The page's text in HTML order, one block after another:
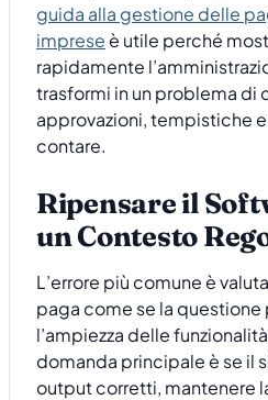
guida alla gestione delle
imprese è utile perché
rapidamente
trasformi in un problema di
approvazioni, tempistiche
contare.
Ripensare il
un Contesto
L’errore più comune è
paga come se la
l’ampiezza delle
domanda principale è se il
output corretti, mantenere